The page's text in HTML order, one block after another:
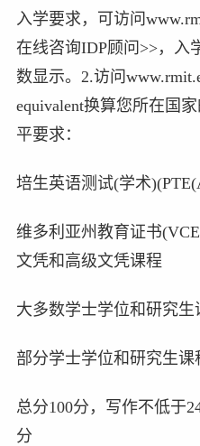
入学要求，可访问
在线咨询IDP顾问>>，入
数显示。2.访问
equivalent换算您所在国
平要求：
培生英语测试(学术
维多利亚州教育证书
文凭和高级文凭课程
大多数学士学位和研究生
部分学士学位和研究生课
总分100分，写作不低于
分